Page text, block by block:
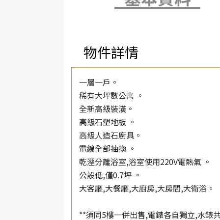
物件詳情
一層一戶。
稀有大坪數公寓 。
全新高級裝潢。
高級石塑地板 。
高級人造石廚具。
電線全部抽換 。
乾溼分離浴室,浴室使用220V電熱氣 。
公設低,僅0.7坪 。
大客廳,大餐廳,大廚房,大房間,大衛浴。
**須同5樓一併出售,電錶各自獨立,水錶